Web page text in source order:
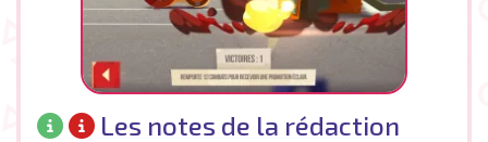
Les notes de la rédaction